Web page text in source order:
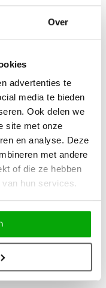
Over
advertenties te
media te bieden
Ook delen we
site met onze
en analyse. Deze
met andere
of die ze hebben
hun services.
maakt. Het
ervoor dat u de kruk
voor zowel privé-
op uw
glasvezel-
bestendige afwerking
van 76 cm met een
te verplaatsen